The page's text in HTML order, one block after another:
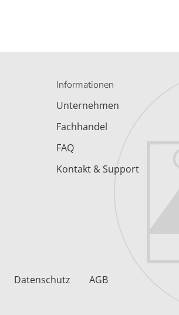
Informationen
Unternehmen
Fachhandel
FAQ
Kontakt & Support
Datenschutz
AGB